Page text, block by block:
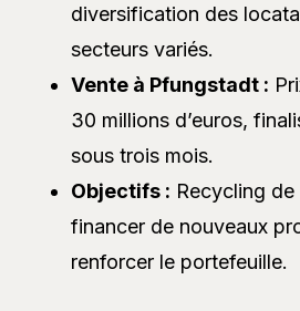
diversification des
secteurs variés.
Vente à Pfungstadt :
30 millions d’euros,
sous trois mois.
Objectifs : Recycling
financer de nouveaux
renforcer le portefeuille.